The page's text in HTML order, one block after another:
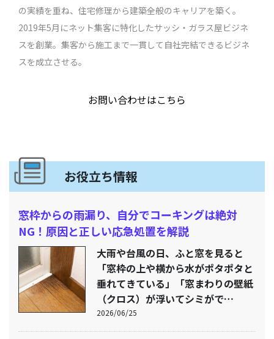
の実績を重ね、住宅修理から建築全般のキャリアを築く。
2019年5月にネット集客に特化したサッシ・ガラス屋ビジネ
スを創業。集客から施工まで一貫して自社完結できるビジネ
スを成立させる。
お問い合わせはこちら
お役立ち情報
窓枠からの雨漏り、自分でコーキングは絶対
NG！原因と正しい応急処置を解説
大雨や台風の日、ふと窓を見ると
「窓枠の上や横から水がポタポタと
垂れてきている」「窓まわりの壁紙
（クロス）が浮いてシミがで…
2026/06/25